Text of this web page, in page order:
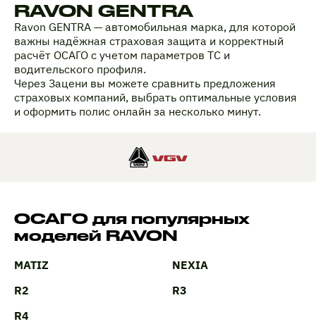
RAVON GENTRA
Ravon GENTRA — автомобильная марка, для которой
важны надёжная страховая защита и корректный
расчёт ОСАГО с учетом параметров ТС и
водительского профиля.
Через Зацени вы можете сравнить предложения
страховых компаний, выбрать оптимальные условия
и оформить полис онлайн за несколько минут.
ОСАГО для популярных
моделей RAVON
MATIZ
NEXIA
R2
R3
R4